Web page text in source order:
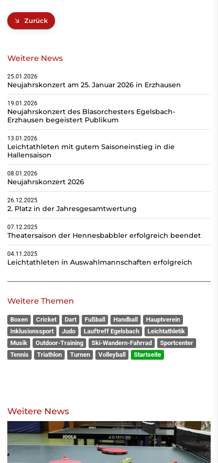
Zurück
Weitere News
25.01.2026
Neujahrskonzert am 25. Januar 2026 in Erzhausen
19.01.2026
Neujahrskonzert des Blasorchesters Egelsbach-
Erzhausen begeistert Publikum
13.01.2026
Leichtathleten mit gutem Saisoneinstieg in die
Hallensaison
08.01.2026
Neujahrskonzert 2026
26.12.2025
2. Platz in der Jahresgesamtwertung
07.12.2025
Theatersaison der Hennesbabbler erfolgreich beendet
04.11.2025
Leichtathleten in Auswahlmannschaften erfolgreich
Weitere Themen
Boxen Cricket Dart Fußball Handball
Hauptverein
Inklusionssport
Judo Lauftreff Egelsbach
Leichtathletik
Musik
Outdoor-Training Ski-Wandern-Fahrrad
Sportcenter
Tennis
Triathlon Turnen Volleyball Startseite
Weitere News